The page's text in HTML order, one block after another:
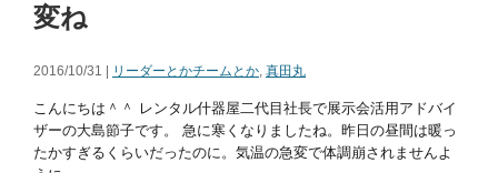
変ね
2016/10/31 | リーダーとかチームとか, 真田丸
こんにちは＾＾ レンタル什器屋二代目社長で展示会活用アドバイ
ザーの大島節子です。 急に寒くなりましたね。昨日の昼間は暖っ
たかすぎるくらいだったのに。気温の急変で体調崩されませんよ